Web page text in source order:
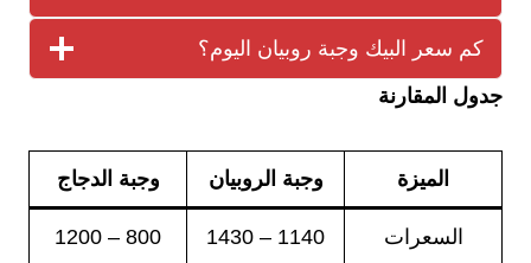
كم سعر البيك وجبة روبيان اليوم؟
جدول المقارنة
الميزة وجبة الروبيان وجبة الدجاج
السعرات 1140 – 1430
800 – 1200